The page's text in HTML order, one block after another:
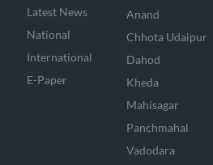
Latest News
National
International
E-Paper
Anand
Chhota Udaipur
Dahod
Kheda
Mahisagar
Panchmahal
Vadodara